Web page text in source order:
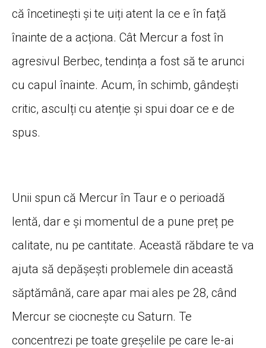
că încetinești și te uiți atent la ce e în față
înainte de a acționa. Cât Mercur a fost în
agresivul Berbec, tendința a fost să te arunci
cu capul înainte. Acum, în schimb, gândești
critic, asculți cu atenție și spui doar ce e de
spus.
Unii spun că Mercur în Taur e o perioadă
lentă, dar e și momentul de a pune preț pe
calitate, nu pe cantitate. Această răbdare te va
ajuta să depășești problemele din această
săptămână, care apar mai ales pe 28, când
Mercur se ciocnește cu Saturn. Te
concentrezi pe toate greșelile pe care le-ai